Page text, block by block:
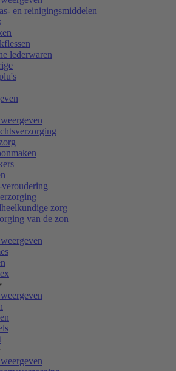
en reinigingsmiddelen
lederwaren
zorg
van de zon